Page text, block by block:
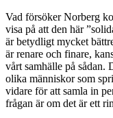
Vad försöker Norberg
visa på att den här
är betydligt mycket
är renare och finare,
vårt samhälle på sådan.
olika människor som
vidare för att samla in
frågan är om det är ett